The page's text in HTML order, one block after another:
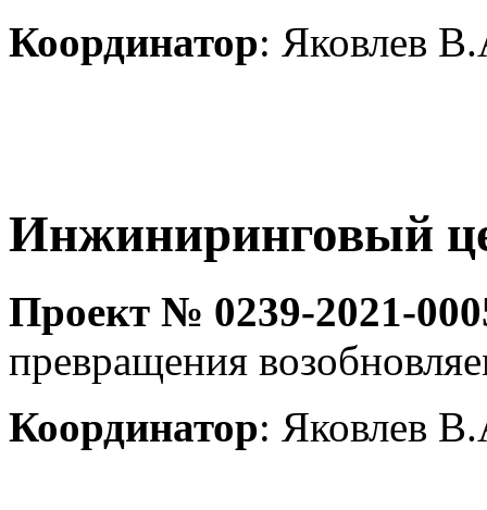
Координатор: Яковлев
Инжиниринговый
Проект № 0239-2021-
превращения
Координатор: Яковлев